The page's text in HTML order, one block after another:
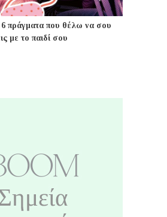
πράγματα που θέλω να σου
με το παιδί σου